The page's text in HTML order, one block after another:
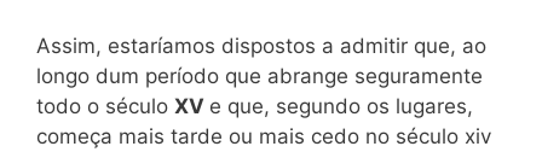
Assim, estaríamos dispostos a admitir que, ao
longo dum período que abrange seguramente
todo o século XV e que, segundo os lugares,
começa mais tarde ou mais cedo no século xiv